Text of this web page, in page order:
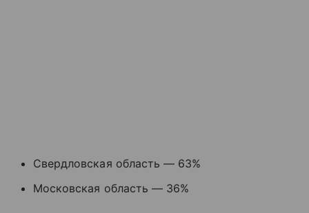
Свердловская область — 63%
Московская область — 36%